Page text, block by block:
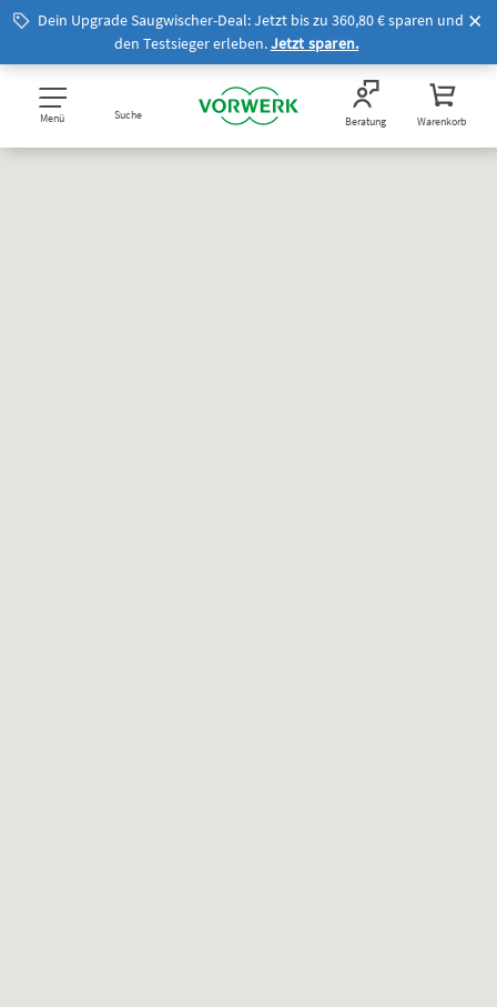
Dein Upgrade Saugwischer-Deal: Jetzt bis zu 360,80 € sparen und
den Testsieger erleben.Jetzt sparen.
Menü Suche Beratung Warenkorb